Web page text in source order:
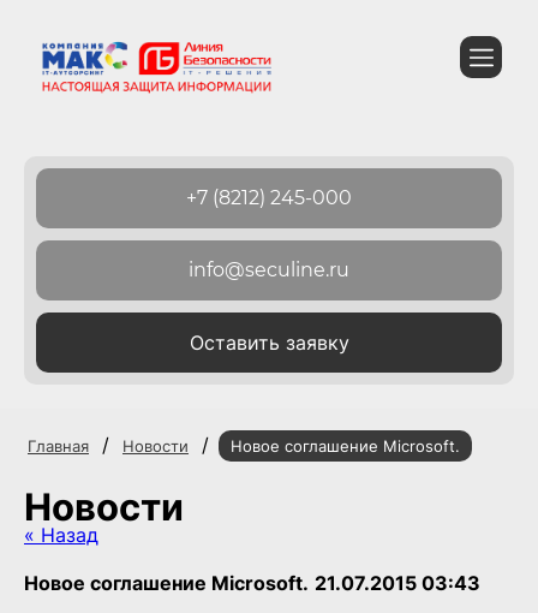
+7 (8212) 245-000
info@seculine.ru
Оставить заявку
Главная / Новости / Новое соглашение Microsoft.
Новости
« Назад
Новое соглашение Microsoft. 21.07.2015 03:43